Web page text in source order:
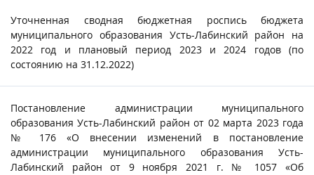
Уточненная сводная бюджетная роспись бюджета
муниципального образования Усть-Лабинский район на
2022 год и плановый период 2023 и 2024 годов (по
состоянию на 31.12.2022)
Постановление администрации муниципального
образования Усть-Лабинский район от 02 марта 2023 года
№ 176 «О внесении изменений в постановление
администрации муниципального образования Усть-
Лабинский район от 9 ноября 2021 г. № 1057 «Об